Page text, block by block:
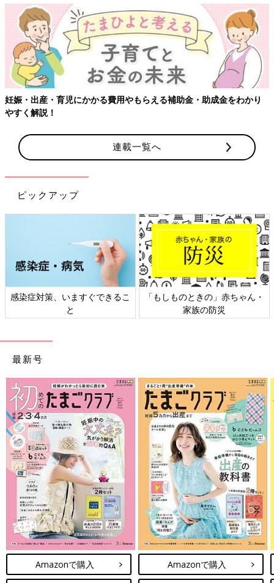
妊娠・出産・育児にかかる費用やもらえる補助金・助成金をわかり
やすく解説！
連載一覧へ
ピックアップ
感染症対策、いますぐできるこ
と
「もしものときの」赤ちゃん・
家族の防災
最新号
Amazonで購入 Amazonで購入